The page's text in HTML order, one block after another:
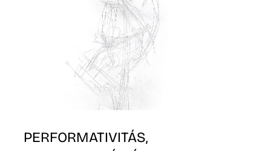
PERFORMATIVITÁS,